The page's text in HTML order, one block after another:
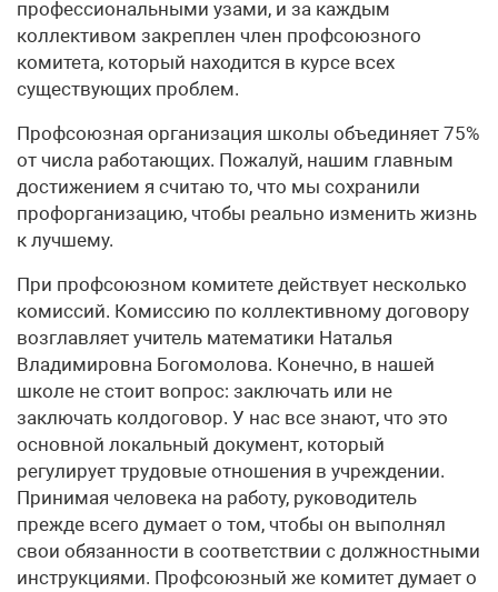
профессиональными узами, и за каждым
коллективом закреплен член профсоюзного
комитета, который находится в курсе всех
существующих проблем.
Профсоюзная организация школы объединяет 75%
от числа работающих. Пожалуй, нашим главным
достижением я считаю то, что мы сохранили
профорганизацию, чтобы реально изменить жизнь
к лучшему.
При профсоюзном комитете действует несколько
комиссий. Комиссию по коллективному договору
возглавляет учитель математики Наталья
Владимировна Богомолова. Конечно, в нашей
школе не стоит вопрос: заключать или не
заключать колдоговор. У нас все знают, что это
основной локальный документ, который
регулирует трудовые отношения в учреждении.
Принимая человека на работу, руководитель
прежде всего думает о том, чтобы он выполнял
свои обязанности в соответствии с должностными
инструкциями. Профсоюзный же комитет думает о